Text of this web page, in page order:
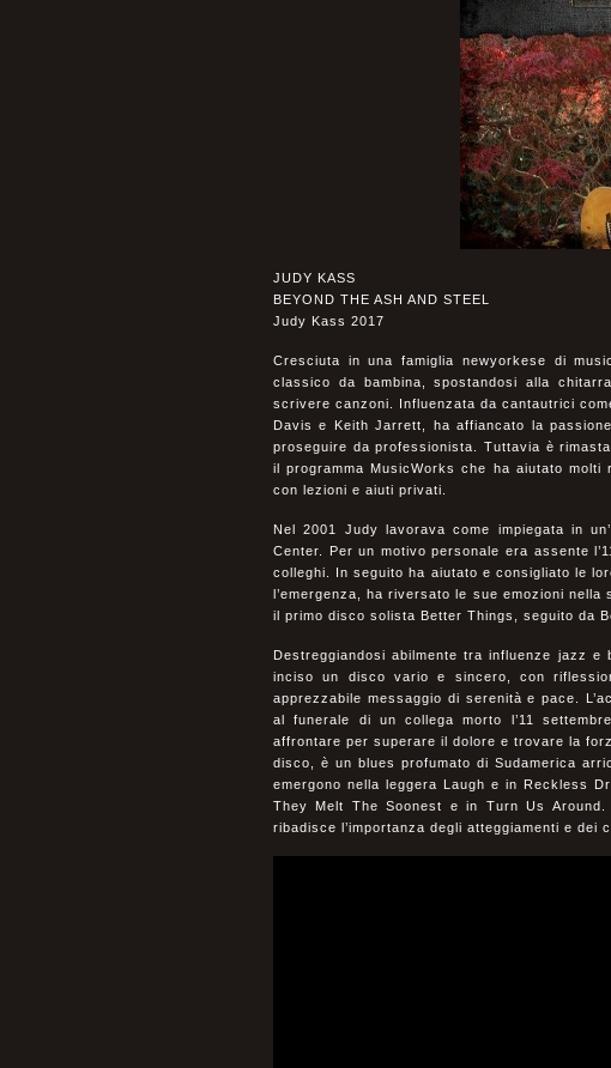
JUDY KASS
BEYOND THE ASH AND STEEL
Judy Kass 2017
Cresciuta in una famiglia newyorkese di
classico da bambina, spostandosi alla
scrivere canzoni. Influenzata da cantautrici
Davis e Keith Jarrett, ha affiancato la
proseguire da professionista. Tuttavia è
il programma MusicWorks che ha aiutato
con lezioni e aiuti privati.
Nel 2001 Judy lavorava come impiegata in
Center. Per un motivo personale era assente
colleghi. In seguito ha aiutato e consigliato le
l’emergenza, ha riversato le sue emozioni
il primo disco solista Better Things, seguito da
Destreggiandosi abilmente tra influenze jazz
inciso un disco vario e sincero, con
apprezzabile messaggio di serenità e pace.
al funerale di un collega morto l’11
affrontare per superare il dolore e trovare la
disco, è un blues profumato di Sudamerica
emergono nella leggera Laugh e in Reckless
They Melt The Soonest e in Turn Us
ribadisce l’importanza degli atteggiamenti e dei